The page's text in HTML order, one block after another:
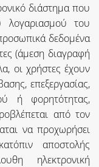
διάστημα που
λογαριασμού του
δεδομένα
(άμεση διαγραφή
οι χρήστες έχουν
επεξεργασίας,
ή φορητότητας,
από τον
να προχωρήσει
αποστολής
ηλεκτρονική